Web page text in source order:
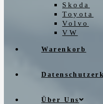
Skoda
Toyota
Volvo
VW
Warenkorb
Über Uns